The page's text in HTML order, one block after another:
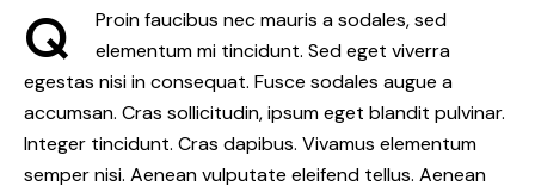
Q
Proin faucibus nec mauris a sodales, sed
elementum mi tincidunt. Sed eget viverra
egestas nisi in consequat. Fusce sodales augue a
accumsan. Cras sollicitudin, ipsum eget blandit pulvinar.
Integer tincidunt. Cras dapibus. Vivamus elementum
semper nisi. Aenean vulputate eleifend tellus. Aenean